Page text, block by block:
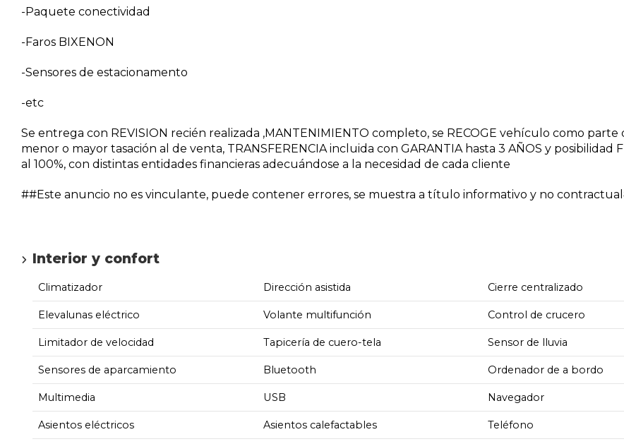
-Paquete conectividad
-Faros BIXENON
-Sensores de estacionamento
-etc
Se entrega con REVISION recién realizada ,MANTENIMIENTO completo, se RECOGE vehículo como parte
menor o mayor tasación al de venta, TRANSFERENCIA incluida con GARANTIA hasta 3 AÑOS y posibilidad
al 100%, con distintas entidades financieras adecuándose a la necesidad de cada cliente
##Este anuncio no es vinculante, puede contener errores, se muestra a título informativo y no
Interior y confort
Climatizador Dirección asistida Cierre centralizado
Elevalunas eléctrico Volante multifunción Control de crucero
Limitador de velocidad Tapicería de cuero-tela Sensor de lluvia
Sensores de aparcamiento Bluetooth Ordenador de a bordo
Multimedia USB Navegador
Asientos eléctricos Asientos calefactables Teléfono